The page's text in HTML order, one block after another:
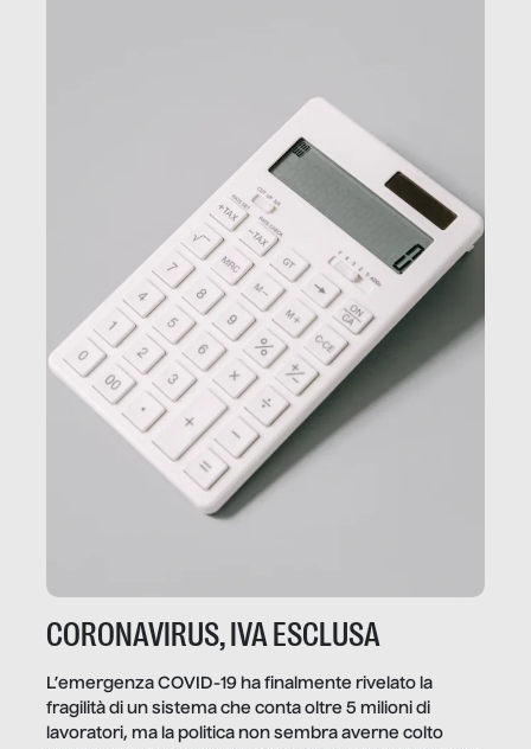
CORONAVIRUS, IVA ESCLUSA
L’emergenza COVID-19 ha finalmente rivelato la
fragilità di un sistema che conta oltre 5 milioni di
lavoratori, ma la politica non sembra averne colto